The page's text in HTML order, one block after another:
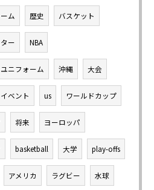
ム 歴史 バスケット
ー NBA
ニフォーム 沖縄 大会
イベント us ワールドカップ
将来 ヨーロッパ
basketball 大学 play-offs
アメリカ ラグビー 水球